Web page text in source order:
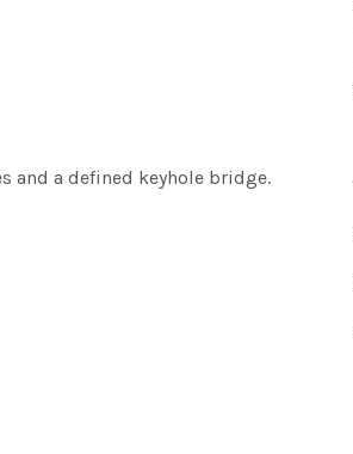
and a defined keyhole bridge.